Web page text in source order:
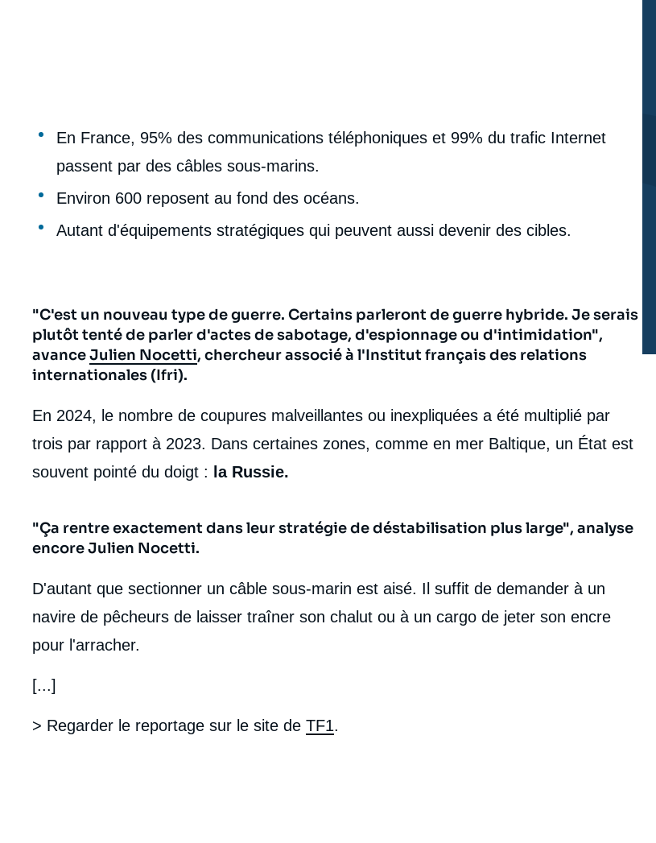
bodyEn France, 95% des communications téléphoniques et 99% du trafic Internet
passent par des câbles sous-marins.
Environ 600 reposent au fond des océans.
Autant d'équipements stratégiques qui peuvent aussi devenir des cibles.
"C'est un nouveau type de guerre. Certains parleront de guerre hybride. Je serais
plutôt tenté de parler d'actes de sabotage, d'espionnage ou d'intimidation",
avanceJulien Nocetti, chercheur associé à l'Institut français des relations
internationales (Ifri).
En 2024, le nombre de coupures malveillantes ou inexpliquées a été multiplié par
trois par rapport à 2023. Dans certaines zones, comme en mer Baltique, un État est
souvent pointé du doigt :
la Russie.
"Ça rentre exactement dans leur stratégie de déstabilisation plus large", analyse
encore Julien Nocetti.
D'autant que sectionner un câble sous-marin est aisé. Il suffit de demander à un
navire de pêcheurs de laisser traîner son chalut ou à un cargo de jeter son encre
pour l'arracher.
[...]
> Regarder le reportage sur le site de TF1.